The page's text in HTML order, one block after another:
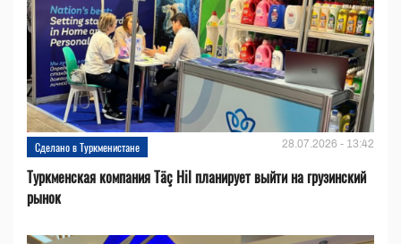
Сделано в Туркменистане 28.07.2026 - 13:42
Туркменская компания Täç Hil планирует выйти на грузинский
рынок